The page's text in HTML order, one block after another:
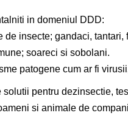
in domeniul DDD:
de insecte; gandaci,
soareci si sobolani.
patogene cum ar fi
pentru dezinsectie,
si animale de